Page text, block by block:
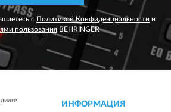
с Политикой Конфиденциальности и
пользованияBEHRINGER
ИНФОРМАЦИЯ